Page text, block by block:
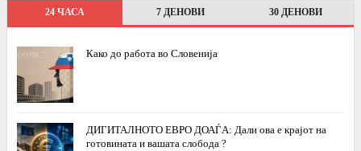
24 ЧАСА 7 ДЕНОВИ 30 ДЕНОВИ
Како до работа во Словенија
ДИГИТАЛНОТО ЕВРО ДОАЃА: Дали ова е крајот на
готовината и вашата слобода ?